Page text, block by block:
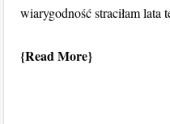
wiarygodność straciłam lata
Read More